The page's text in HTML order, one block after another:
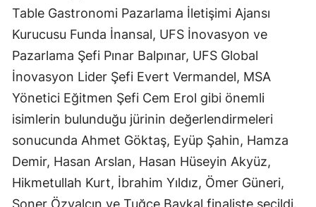
Table Gastronomi Pazarlama İletişimi Ajansı
Kurucusu Funda İnansal, UFS İnovasyon ve
Pazarlama Şefi Pınar Balpınar, UFS Global
İnovasyon Lider Şefi Evert Vermandel, MSA
Yönetici Eğitmen Şefi Cem Erol gibi önemli
isimlerin bulunduğu jürinin değerlendirmeleri
sonucunda Ahmet Göktaş, Eyüp Şahin, Hamza
Demir, Hasan Arslan, Hasan Hüseyin Akyüz,
Hikmetullah Kurt, İbrahim Yıldız, Ömer Güneri,
Soner Özyalçın ve Tuğçe Baykal finaliste seçildi.